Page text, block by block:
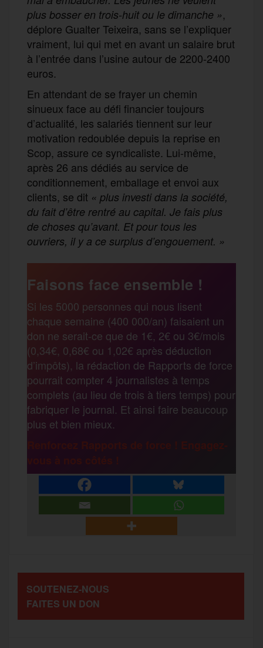
plus bosser en trois-huit ou le dimanche »,
déplore Gualter Teixeira, sans se l’expliquer
vraiment, lui qui met en avant un salaire brut
à l’entrée dans l’usine autour de 2200-2400
euros.
En attendant de se frayer un chemin
sinueux face au défi financier toujours
d’actualité, les salariés tiennent sur leur
motivation redoublée depuis la reprise en
Scop, assure ce syndicaliste. Lui-même,
après 26 ans dédiés au service de
conditionnement, emballage et envoi aux
clients, se dit « plus investi dans la société,
du fait d’être rentré au capital. Je fais plus
de choses qu’avant. Et pour tous les
ouvriers, il y a ce surplus d’engouement. »
Faisons face ensemble !
Si les 5000 personnes qui nous lisent
chaque semaine (400 000/an) faisaient un
don ne serait-ce que de 1€, 2€ ou 3€/mois
(0,34€, 0,68€ ou 1,02€ après déduction
d’impôts), la rédaction de Rapports de force
pourrait compter 4 journalistes à temps
complets (au lieu de trois à tiers temps) pour
fabriquer le journal. Et ainsi faire beaucoup
plus et bien mieux.
Renforcez Rapports de force ! Engagez-
vous à nos côtés !
SOUTENEZ-NOUS
FAITES UN DON